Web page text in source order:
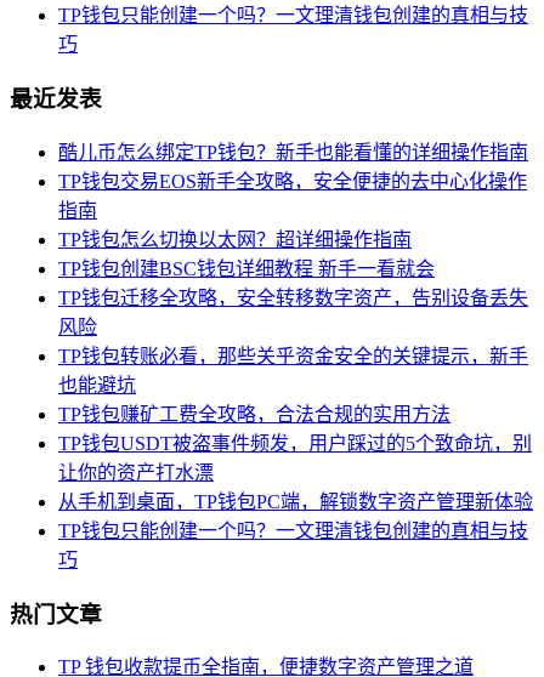
TP钱包只能创建一个吗？一文理清钱包创建的真相与技
巧
最近发表
酷儿币怎么绑定TP钱包？新手也能看懂的详细操作指南
TP钱包交易EOS新手全攻略，安全便捷的去中心化操作
指南
TP钱包怎么切换以太网？超详细操作指南
TP钱包创建BSC钱包详细教程 新手一看就会
TP钱包迁移全攻略，安全转移数字资产，告别设备丢失
风险
TP钱包转账必看，那些关乎资金安全的关键提示，新手
也能避坑
TP钱包赚矿工费全攻略，合法合规的实用方法
TP钱包USDT被盗事件频发，用户踩过的5个致命坑，别
让你的资产打水漂
从手机到桌面，TP钱包PC端，解锁数字资产管理新体验
TP钱包只能创建一个吗？一文理清钱包创建的真相与技
巧
热门文章
TP 钱包收款提币全指南，便捷数字资产管理之道